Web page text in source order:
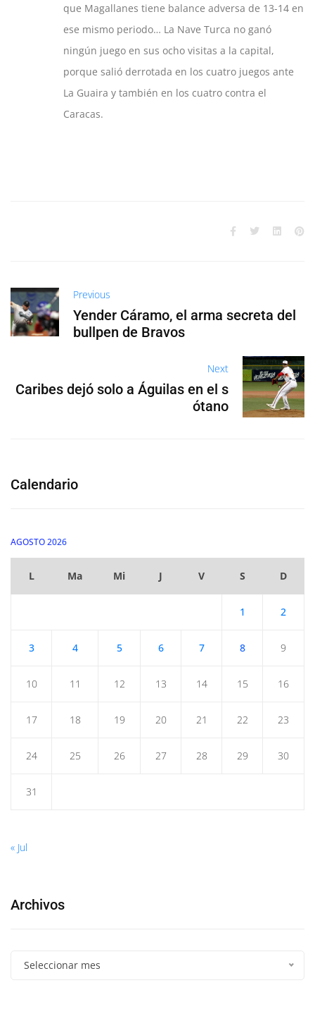
que Magallanes tiene balance adversa de 13-14 en
ese mismo periodo… La Nave Turca no ganó
ningún juego en sus ocho visitas a la capital,
porque salió derrotada en los cuatro juegos ante
La Guaira y también en los cuatro contra el
Caracas.
Previous
Yender Cáramo, el arma secreta del
bullpen de Bravos
Next
Caribes dejó solo a Águilas en el s
ótano
Calendario
AGOSTO 2026
L Ma Mi J V S D
1 2
3 4 5 6 7 8 9
10 11 12 13 14 15 16
17 18 19 20 21 22 23
24 25 26 27 28 29 30
31
« Jul
Archivos
Seleccionar mes